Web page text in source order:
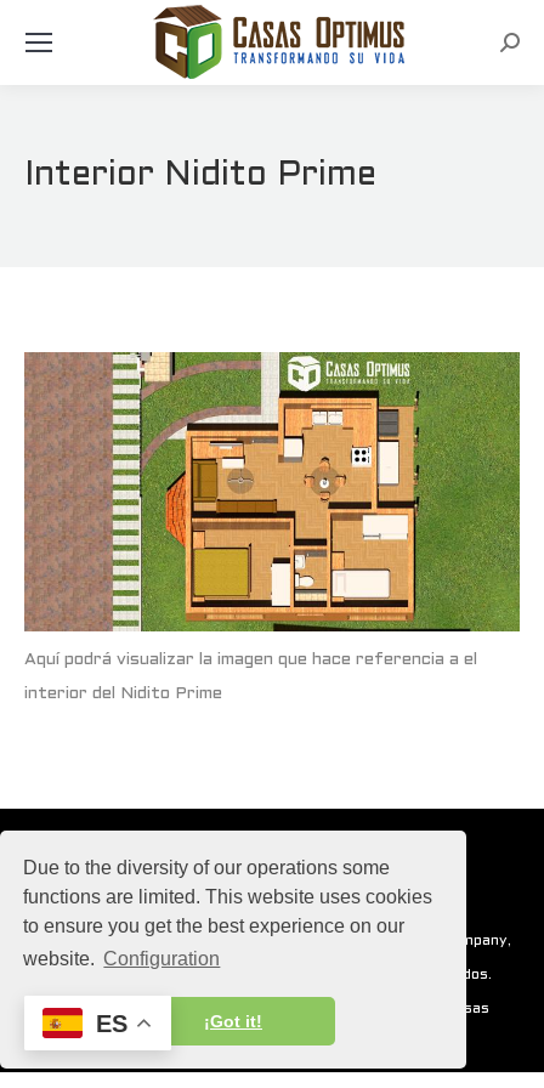
Due to the diversity of our operations some
functions are limited. This website uses cookies
to ensure you get the best experience on our
website. Configuration
¡Got it!
Interior Nidito Prime
Aquí podrá visualizar la imagen que hace referencia a el
interior del Nidito Prime
Con pasión para el universo, Casas Optimus, Operating Company,
S.A. 2017-2030 © copyright todos los derechos reservados.
Para poder apreciar al máximo el universo mágico de Casas
Optimus actualiza constantemente tus dispositivos.
ES